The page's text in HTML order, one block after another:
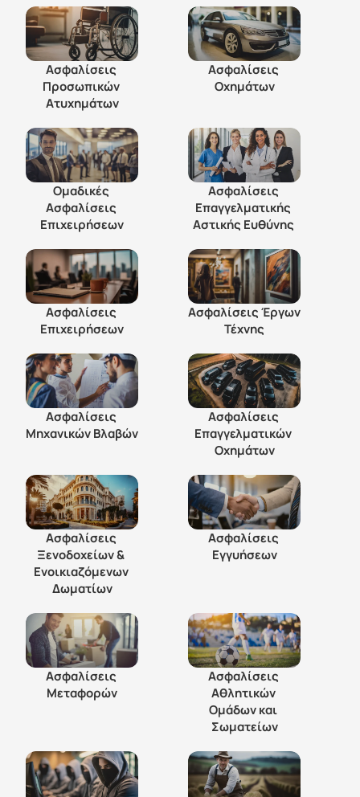
Ασφαλίσεις
Προσωπικών
Ατυχημάτων
Ασφαλίσεις
Οχημάτων
Ομαδικές
Ασφαλίσεις
Επιχειρήσεων
Ασφαλίσεις
Επαγγελματικής
Αστικής Ευθύνης
Ασφαλίσεις
Επιχειρήσεων
Ασφαλίσεις Έργων
Τέχνης
Ασφαλίσεις
Μηχανικών Βλαβών
Ασφαλίσεις
Επαγγελματικών
Οχημάτων
Ασφαλίσεις
Ξενοδοχείων &
Eνοικιαζόμενων
Δωματίων
Ασφαλίσεις
Εγγυήσεων
Ασφαλίσεις
Μεταφορών
Ασφαλίσεις
Αθλητικών
Ομάδων και
Σωματείων